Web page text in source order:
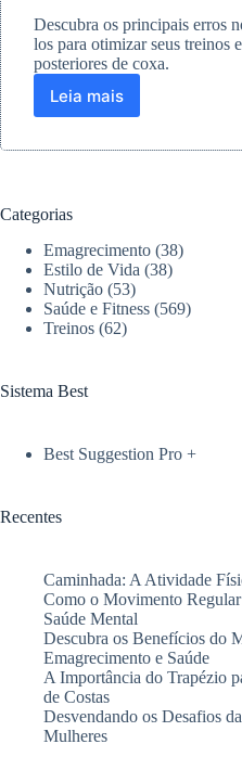
Descubra os principais erros
los para otimizar seus treinos
posteriores de coxa.
Leia mais
Erros
no
Potencializar
Resultados
Categorias
Emagrecimento (38)
Estilo de Vida (38)
Nutrição (53)
Saúde e Fitness (569)
Treinos (62)
Sistema Best
Best Suggestion Pro +
Recentes
Caminhada: A Atividade
Como o Movimento
Saúde Mental
Descubra os Benefícios do
Emagrecimento e Saúde
A Importância do Trapézio
de Costas
Desvendando os Desafios
Mulheres